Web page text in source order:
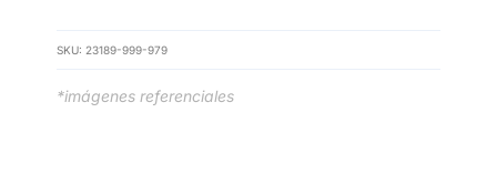
SKU: 23189-999-979
*imágenes referenciales